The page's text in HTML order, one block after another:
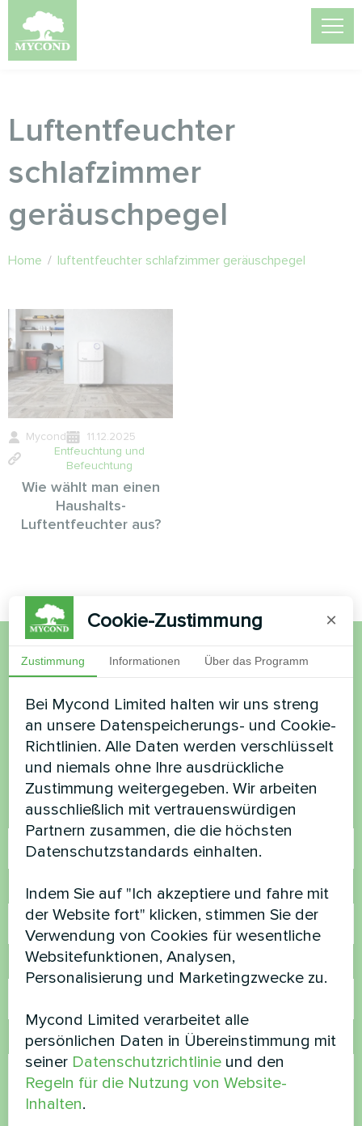
Luftentfeuchter
schlafzimmer
geräuschpegel
Home / luftentfeuchter schlafzimmer geräuschpegel
Mycond
11.12.2025
Entfeuchtung und
Befeuchtung
Wie wählt man einen
Haushalts-
Luftentfeuchter aus?
Möchten Sie kaufen oder
haben Sie Fragen?
Kontaktieren Sie uns und wir werden Ihnen
helfen
Name
Rufnummer
E-Mail
Kommentar
Cookie-Zustimmung ×
Zustimmung Informationen Über das Programm
Bei Mycond Limited halten wir uns streng
an unsere Datenspeicherungs- und Cookie-
Richtlinien. Alle Daten werden verschlüsselt
und niemals ohne Ihre ausdrückliche
Zustimmung weitergegeben. Wir arbeiten
ausschließlich mit vertrauenswürdigen
Partnern zusammen, die die höchsten
Datenschutzstandards einhalten.
Indem Sie auf "Ich akzeptiere und fahre mit
der Website fort" klicken, stimmen Sie der
Verwendung von Cookies für wesentliche
Websitefunktionen, Analysen,
Personalisierung und Marketingzwecke zu.
Mycond Limited verarbeitet alle
persönlichen Daten in Übereinstimmung mit
seiner Datenschutzrichtlinie und den
Regeln für die Nutzung von Website-
Inhalten.